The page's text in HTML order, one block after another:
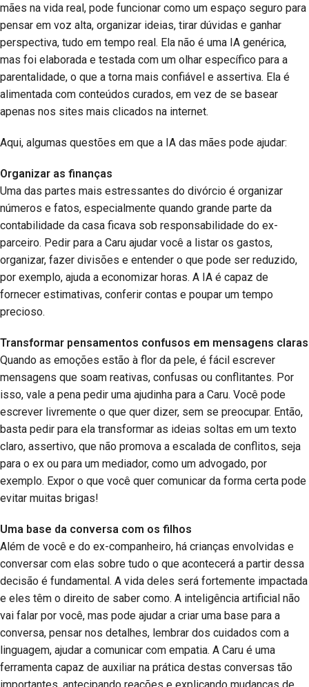
mães na vida real, pode funcionar como um espaço seguro para
pensar em voz alta, organizar ideias, tirar dúvidas e ganhar
perspectiva, tudo em tempo real. Ela não é uma IA genérica,
mas foi elaborada e testada com um olhar específico para a
parentalidade, o que a torna mais confiável e assertiva. Ela é
alimentada com conteúdos curados, em vez de se basear
apenas nos sites mais clicados na internet.
Aqui, algumas questões em que a IA das mães pode ajudar:
Organizar as finanças
Uma das partes mais estressantes do divórcio é organizar
números e fatos, especialmente quando grande parte da
contabilidade da casa ficava sob responsabilidade do ex-
parceiro. Pedir para a Caru ajudar você a listar os gastos,
organizar, fazer divisões e entender o que pode ser reduzido,
por exemplo, ajuda a economizar horas. A IA é capaz de
fornecer estimativas, conferir contas e poupar um tempo
precioso.
Transformar pensamentos confusos em mensagens claras
Quando as emoções estão à flor da pele, é fácil escrever
mensagens que soam reativas, confusas ou conflitantes. Por
isso, vale a pena pedir uma ajudinha para a Caru. Você pode
escrever livremente o que quer dizer, sem se preocupar. Então,
basta pedir para ela transformar as ideias soltas em um texto
claro, assertivo, que não promova a escalada de conflitos, seja
para o ex ou para um mediador, como um advogado, por
exemplo. Expor o que você quer comunicar da forma certa pode
evitar muitas brigas!
Uma base da conversa com os filhos
Além de você e do ex-companheiro, há crianças envolvidas e
conversar com elas sobre tudo o que acontecerá a partir dessa
decisão é fundamental. A vida deles será fortemente impactada
e eles têm o direito de saber como. A inteligência artificial não
vai falar por você, mas pode ajudar a criar uma base para a
conversa, pensar nos detalhes, lembrar dos cuidados com a
linguagem, ajudar a comunicar com empatia. A Caru é uma
ferramenta capaz de auxiliar na prática destas conversas tão